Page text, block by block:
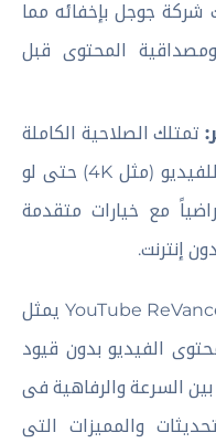
شركة جوجل بإخفائه مما
المحتوى قبل
تمتلك الصلاحية الكاملة
فى التحكم فى جودة معينة للفيديو (مثل 4K) حتى لو
مع خيارات متقدمة
إنترنت.
ونتيجة لكل ما سبق فإن تحميل YouTube ReVanced يمثل
الفيديو بدون قيود
السرعة والرفاهية فى
والمميزات التى